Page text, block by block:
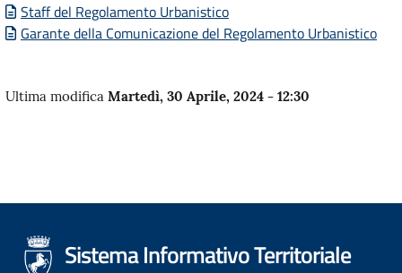
Staff del Regolamento Urbanistico
Garante della Comunicazione del Regolamento Urbanistico
Ultima modifica Martedì, 30 Aprile, 2024 - 12:30
Sistema Informativo Territoriale